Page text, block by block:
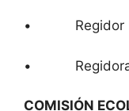
• Regidor
• Regidora
COMISIÓN